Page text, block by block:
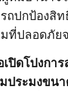
ปกป้องสิท
ที่ปลอดภัย
ปิดโปงกา
ประมงขน